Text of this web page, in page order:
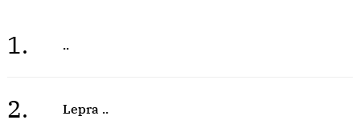
1. ..
2. Lepra ..